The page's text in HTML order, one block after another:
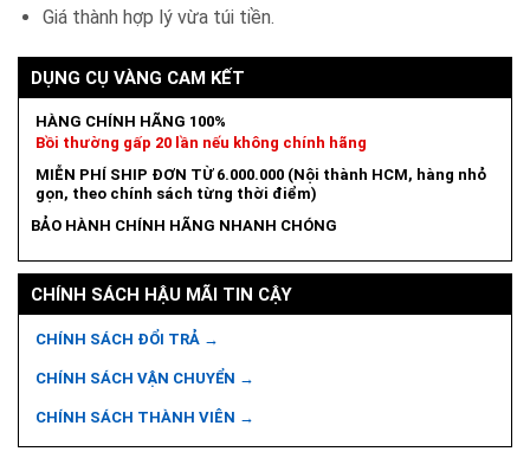
Giá thành hợp lý vừa túi tiền.
DỤNG CỤ VÀNG CAM KẾT
HÀNG CHÍNH HÃNG 100%
Bồi thường gấp 20 lần nếu không chính hãng
MIỄN PHÍ SHIP ĐƠN TỪ 6.000.000 (Nội thành HCM, hàng nhỏ
gọn, theo chính sách từng thời điểm)
BẢO HÀNH CHÍNH HÃNG NHANH CHÓNG
CHÍNH SÁCH HẬU MÃI TIN CẬY
CHÍNH SÁCH ĐỔI TRẢ →
CHÍNH SÁCH VẬN CHUYỂN →
CHÍNH SÁCH THÀNH VIÊN →